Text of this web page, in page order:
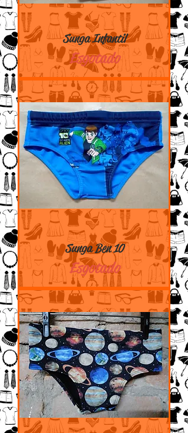
Sunga Infantil
Esgotado
Sunga Ben 10
Esgotado